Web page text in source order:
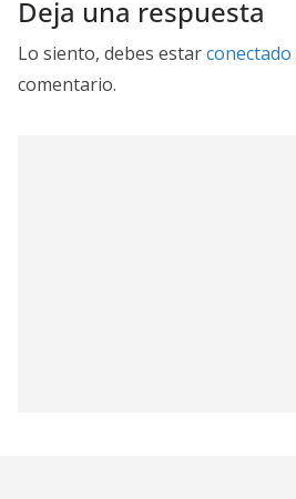
Deja una respuesta
Lo siento, debes estarconectado
comentario.